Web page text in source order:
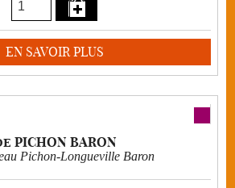
EN SAVOIR PLUS
PICHON BARON
Pichon-Longueville Baron